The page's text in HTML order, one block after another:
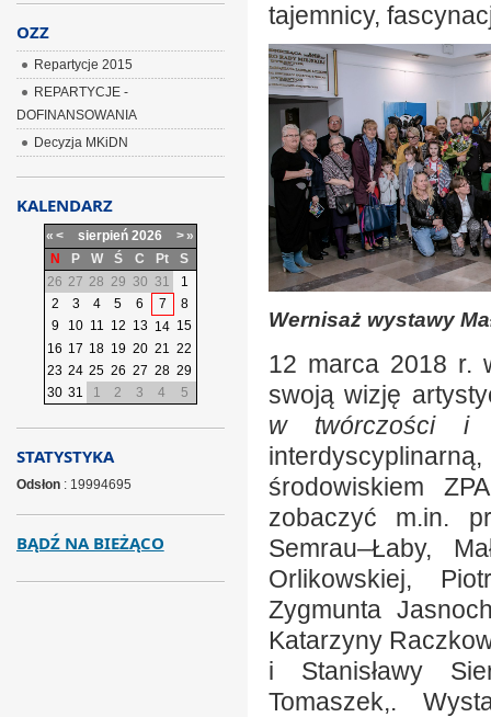
tajemnicy,
Wernisaż wystawy
12 marca 2018 r.
swoją wizję
w twórczości i
środowiskiem
zobaczyć m.in.
Semrau–Łaby,
Orlikowskiej,
Zygmunta
Katarzyny
i Stanisławy
Tomaszek,.
OZZ
Repartycje 2015
REPARTYCJE -
DOFINANSOWANIA
Decyzja MKiDN
KALENDARZ
« < sierpień 2026 >»
N
P W Ś C Pt
S
26 27 28 29 30 31
1
2
3 4 5 6 7
8
9
10 11 12 13 14 15
16 17 18 19 20 21 22
23 24 25 26 27 28 29
30 31 1 2 3 4 5
STATYSTYKA
Odsłon: 19994695
BĄDŹ NA BIEŻĄCO